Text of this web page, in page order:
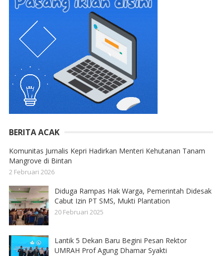
BERITA ACAK
Komunitas Jurnalis Kepri Hadirkan Menteri Kehutanan Tanam
Mangrove di Bintan
2 Februari 2026
Diduga Rampas Hak Warga, Pemerintah Didesak
Cabut Izin PT SMS, Mukti Plantation
20 Februari 2025
Lantik 5 Dekan Baru Begini Pesan Rektor
UMRAH Prof Agung Dhamar Syakti